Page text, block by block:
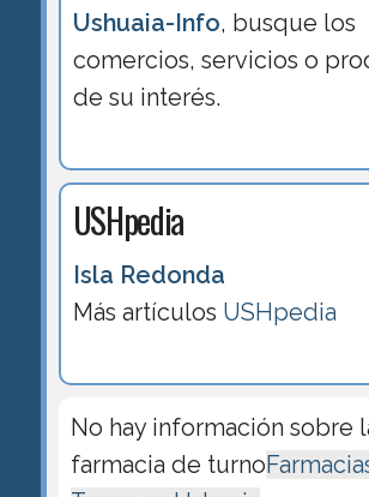
Ushuaia-Info, busque los
comercios, servicios o
de su interés.
USHpedia
Isla Redonda
Más artículos USHpedia
No hay información sobre
farmacia de turno